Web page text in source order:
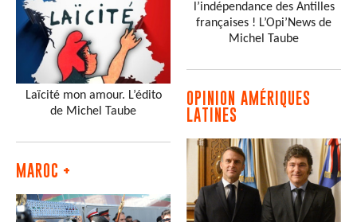
Laïcité mon amour. L’édito
de Michel Taube
MAROC +
l’indépendance des Antilles
françaises ! L’Opi’News de
Michel Taube
OPINION AMÉRIQUES
LATINES